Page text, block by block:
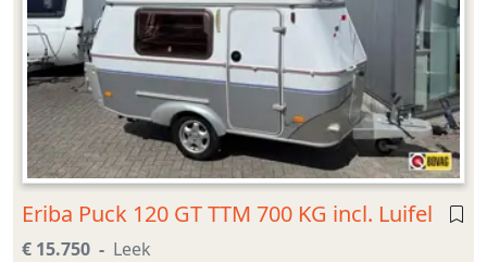
Eriba Puck 120 GT TTM 700 KG incl. Luifel
€ 15.750 Leek